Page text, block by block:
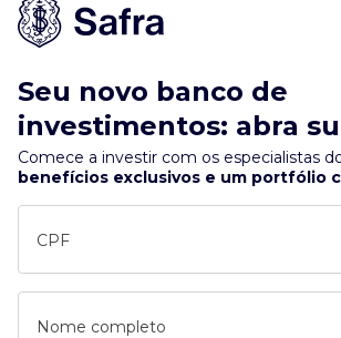
Seu novo banco de
investimentos: abra
Comece a investir com os especialistas
benefícios exclusivos e um portfólio
CPF
Nome completo